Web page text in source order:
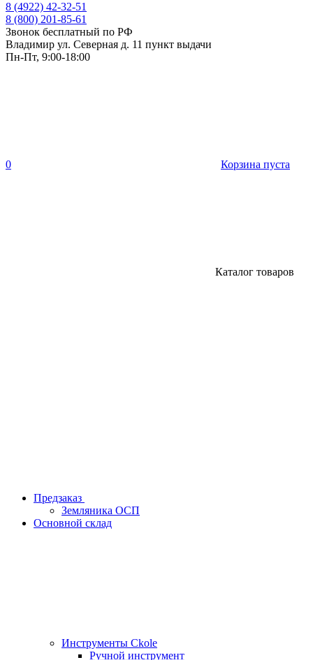
8 (4922) 42-32-51
8 (800) 201-85-61
Звонок бесплатный по РФ
Владимир ул. Северная д. 11 пункт выдачи
Пн-Пт, 9:00-18:00
0 Корзина пуста
Каталог товаров
Предзаказ
Земляника ОСП
Основной склад
Инструменты Ckole
Ручной инструмент